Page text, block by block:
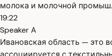
молока и молочной
19:22
Speaker A
Ивановская область — это